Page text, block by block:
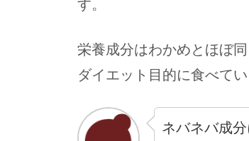
す。
栄養成分はわかめとほぼ
ダイエット目的に食べて
ネバネバ成